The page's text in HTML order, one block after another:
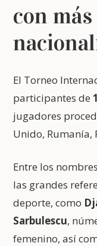
con más
El Torneo
participantes de
jugadores
Unido, Rumanía,
Entre los
las grandes
deporte, como
Sarbulescu,
femenino, así